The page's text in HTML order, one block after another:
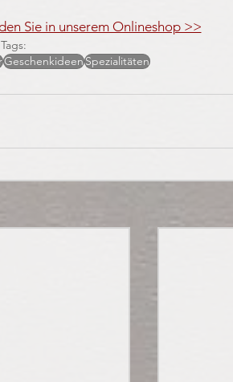
Sie in unserem Onlineshop >>
Tags:
GeschenkideenSpezialitäten